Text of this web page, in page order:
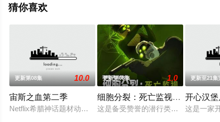
猫或剧情网等平台了解。
猜你喜欢
更新第08集 10.0
宙斯之血第二季
Netflix希腊神话题材动画《宙斯之血》续订第2季，Heron的冒险
更新第08集 1.0
细胞分裂：死亡监视第一季
这是备受赞誉的潜行类电子游戏《汤
更新至21集
开心汉
这是一家